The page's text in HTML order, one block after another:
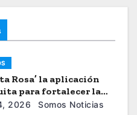
Rosa’ la aplicación
para fortalecer la
de las mujeres
2026 Somos Noticias